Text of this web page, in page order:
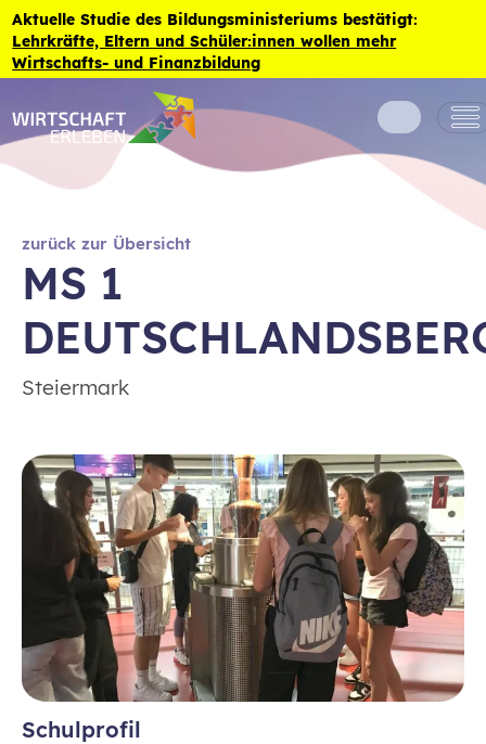
Zum Inhalt der Seite springen
Aktuelle Studie des Bildungsministeriums bestätigt:
Lehrkräfte, Eltern und Schüler:innen wollen mehr
Wirtschafts- und Finanzbildung
zurück zur Übersicht
MS 1
Steiermark
Schulprofil